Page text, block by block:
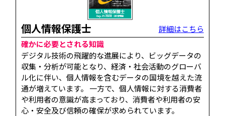
個人情報保護士
詳細はこちら
確かに必要とされる知識
デジタル技術の飛躍的な進展により、ビッグデータの
収集・分析が可能となり、経済・社会活動のグローバ
ル化に伴い、個人情報を含むデータの国境を越えた流
通が増えています。 一方で、個人情報に対する消費者
や利用者の意識が高まっており、消費者や利用者の安
心・安全及び信頼の確保が求められています。